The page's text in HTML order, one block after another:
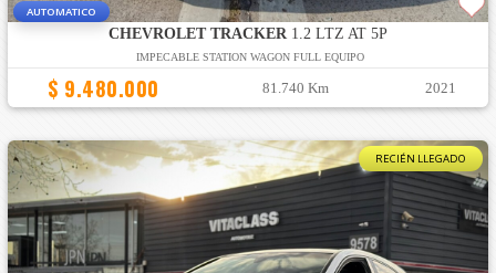
AUTOMATICO
CHEVROLET TRACKER1.2 LTZ AT 5P
IMPECABLE STATION WAGON FULL EQUIPO
$ 9.480.000 81.740 Km 2021
RECIÉN LLEGADO